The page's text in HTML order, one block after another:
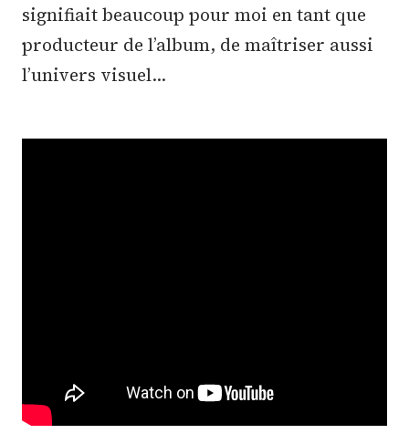
signifiait beaucoup pour moi en tant que
producteur de l’album, de maîtriser aussi
l’univers visuel...